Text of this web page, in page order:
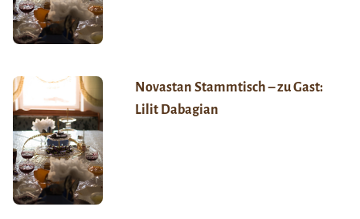
Novastan Stammtisch – zu Gast:
Lilit Dabagian